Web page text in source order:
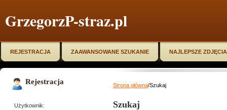
GrzegorzP-straz.pl
REJESTRACJA ZAAWANSOWANE SZUKANIE NAJLEPSZE ZDJĘCIA
Rejestracja
Użytkownik:
Strona główna/Szukaj
Szukaj